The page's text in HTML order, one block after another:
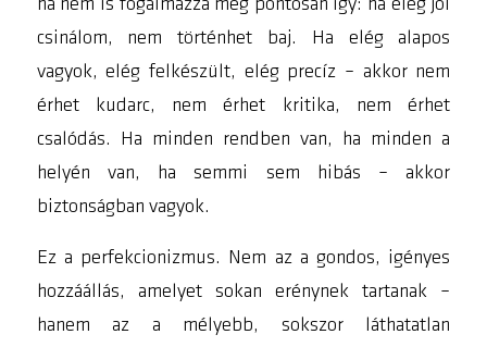
ha nem is fogalmazza meg pontosan így: ha elég jól
csinálom, nem történhet baj. Ha elég alapos
vagyok, elég felkészült, elég precíz – akkor nem
érhet kudarc, nem érhet kritika, nem érhet
csalódás. Ha minden rendben van, ha minden a
helyén van, ha semmi sem hibás – akkor
biztonságban vagyok.
Ez a perfekcionizmus. Nem az a gondos, igényes
hozzáállás, amelyet sokan erénynek tartanak –
hanem az a mélyebb, sokszor láthatatlan